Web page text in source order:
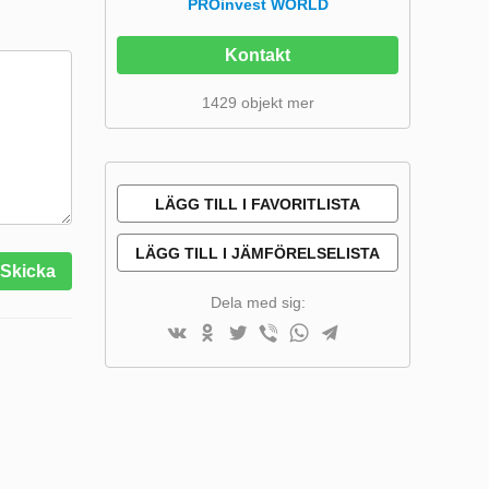
Skicka
PROinvest WORLD
Kontakt
1429 objekt mer
LÄGG TILL I FAVORITLISTA
LÄGG TILL I JÄMFÖRELSELISTA
Dela med sig: